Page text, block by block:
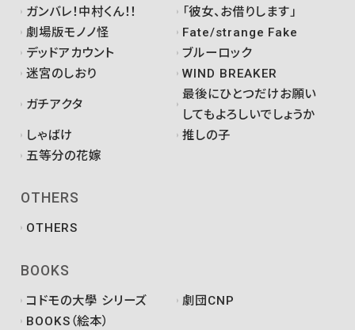
ガンバレ！中村くん！！
「彼女、お借りします」
劇場版モノノ怪
Fate/strange Fake
デッドアカウント
ブルーロック
迷宮のしおり
WIND BREAKER
ガチアクタ
最後にひとつだけお願い
してもよろしいでしょうか
しゃばけ
推しの子
五等分の花嫁
OTHERS
OTHERS
BOOKS
コドモの大學 シリーズ
劇団CNP
BOOKS（絵本）